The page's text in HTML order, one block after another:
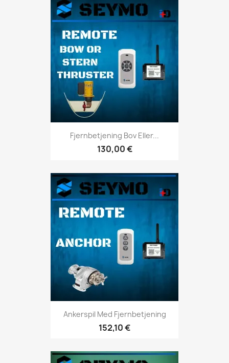
Fjernbetjening Bov Eller...
130,00 €
Ankerspil Med Fjernbetjening
152,10 €